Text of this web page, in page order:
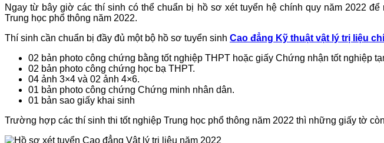
Ngay từ bây giờ các thí sinh có thể chuẩn bị hồ sơ xét tuyển hệ chính quy năm 2022
Trung học phổ thông năm 2022.
Thí sinh cần chuẩn bị đầy đủ một bộ hồ sơ tuyển sinh Cao đẳng Kỹ thuật vật lý trị liệu
02 bản photo công chứng bằng tốt nghiệp THPT hoặc giấy Chứng nhận tốt nghiệp
02 bản photo công chứng học bạ THPT.
04 ảnh 3×4 và 02 ảnh 4×6.
01 bản photo công chứng Chứng minh nhân dân.
01 bản sao giấy khai sinh
Trường hợp các thí sinh thi tốt nghiệp Trung học phổ thông năm 2022 thì những giấy tờ